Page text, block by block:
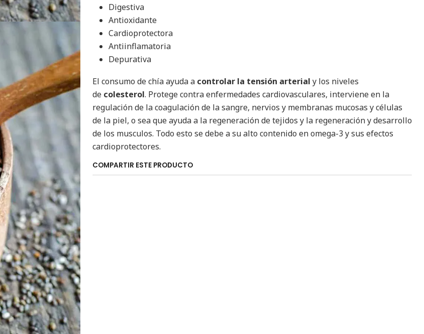
Digestiva
Antioxidante
Cardioprotectora
Antiinflamatoria
Depurativa
El consumo de chía ayuda a controlar la tensión arterial y los niveles
de colesterol. Protege contra enfermedades cardiovasculares, interviene en la
regulación de la coagulación de la sangre, nervios y membranas mucosas y células
de la piel, o sea que ayuda a la regeneración de tejidos y la regeneración y desarrollo
de los musculos. Todo esto se debe a su alto contenido en omega-3 y sus efectos
cardioprotectores.
COMPARTIR ESTE PRODUCTO